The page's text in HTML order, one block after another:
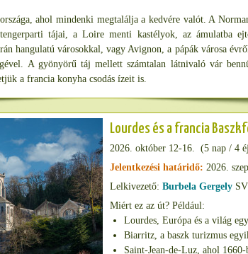
ahol mindenki megtalálja a kedvére valót. A
tájai, a Loire menti kastélyok, az ámulatba
hangulatú városokkal, vagy Avignon, a pápák városa
A gyönyörű táj mellett számtalan látnivaló vár
a francia konyha csodás ízeit is.
Lourdes és a francia
2026. október 12-16. (5 nap / 4
Jelentkezési határidő: 2026.
Lelkivezető: Burbela Gergely
Miért ez az út? Például:
Lourdes, Európa és a világ
Biarritz, a baszk turizmus
Saint-Jean-de-Luz, ahol